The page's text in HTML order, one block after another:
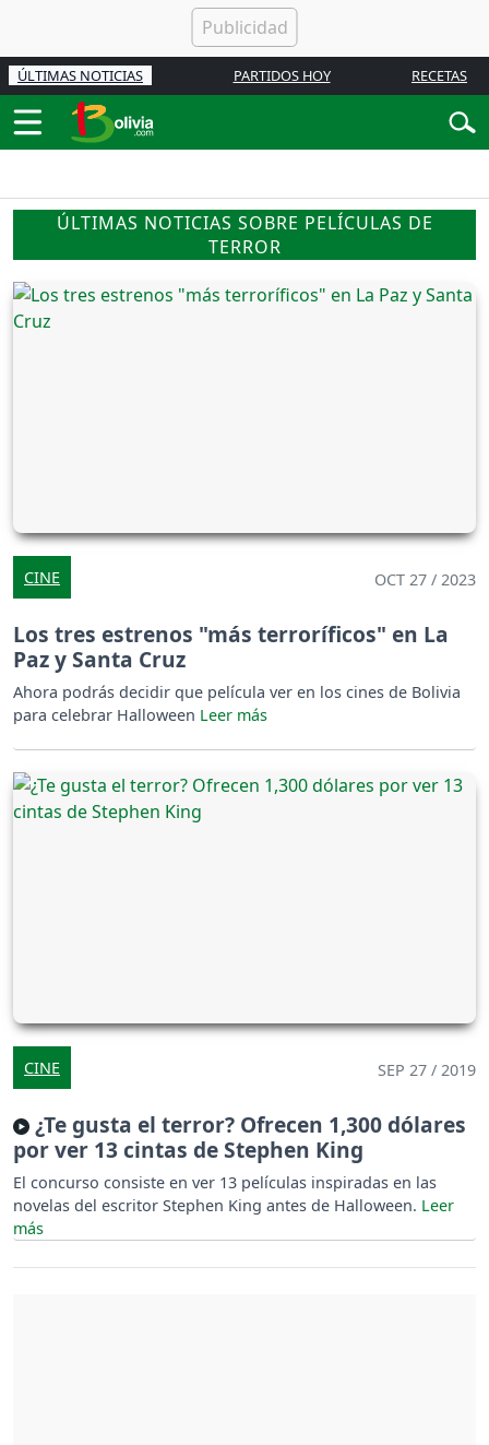
ÚLTIMAS NOTICIAS PARTIDOS HOY RECETAS
ÚLTIMAS NOTICIAS SOBRE PELÍCULAS DE
TERROR
CINE OCT 27 / 2023
Los tres estrenos "más terroríficos" en La
Paz y Santa Cruz
Ahora podrás decidir que película ver en los cines de Bolivia
para celebrar Halloween
CINE SEP 27 / 2019
¿Te gusta el terror? Ofrecen 1,300 dólares
por ver 13 cintas de Stephen King
El concurso consiste en ver 13 películas inspiradas en las
novelas del escritor Stephen King antes de Halloween.